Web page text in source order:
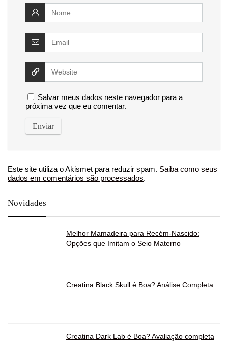
Salvar meus dados neste navegador para a
próxima vez que eu comentar.
Este site utiliza o Akismet para reduzir spam. Saiba como seus
dados em comentários são processados.
Novidades
Melhor Mamadeira para Recém-Nascido:
Opções que Imitam o Seio Materno
Creatina Black Skull é Boa? Análise Completa
Creatina Dark Lab é Boa? Avaliação completa